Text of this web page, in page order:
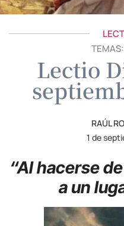
Lectio
RAÚL
1 de
“Al hacerse
a un